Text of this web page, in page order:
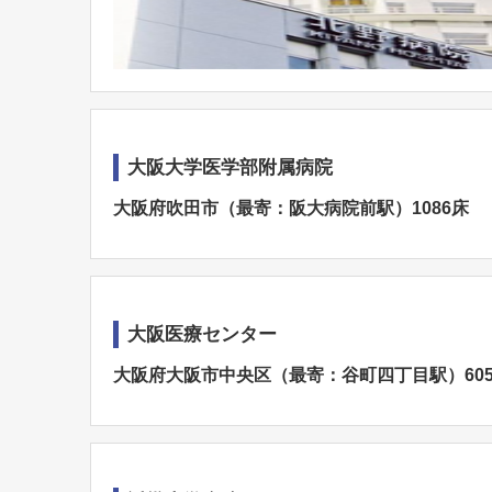
大阪大学医学部附属病院
大阪府吹田市（最寄：阪大病院前駅）1086床
大阪医療センター
大阪府大阪市中央区（最寄：谷町四丁目駅）